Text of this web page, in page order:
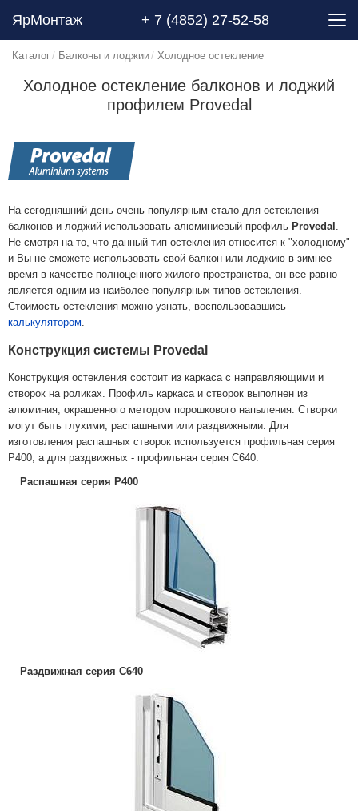
ЯрМонтаж + 7 (4852) 27-52-58
Каталог Балконы и лоджии Холодное остекление
Холодное остекление балконов и лоджий
профилем Provedal
На сегодняшний день очень популярным стало для остекления
балконов и лоджий использовать алюминиевый профиль Provedal .
Не смотря на то, что данный тип остекления относится к "холодному"
и Вы не сможете использовать свой балкон или лоджию в зимнее
время в качестве полноценного жилого пространства, он все равно
является одним из наиболее популярных типов остекления.
Стоимость остекления можно узнать, воспользовавшись
калькулятором.
Конструкция системы Provedal
Конструкция остекления состоит из каркаса с направляющими и
створок на роликах. Профиль каркаса и створок выполнен из
алюминия, окрашенного методом порошкового напыления. Створки
могут быть глухими, распашными или раздвижными. Для
изготовления распашных створок используется профильная серия
Р400, а для раздвижных - профильная серия С640.
Распашная серия Р400
Раздвижная серия С640